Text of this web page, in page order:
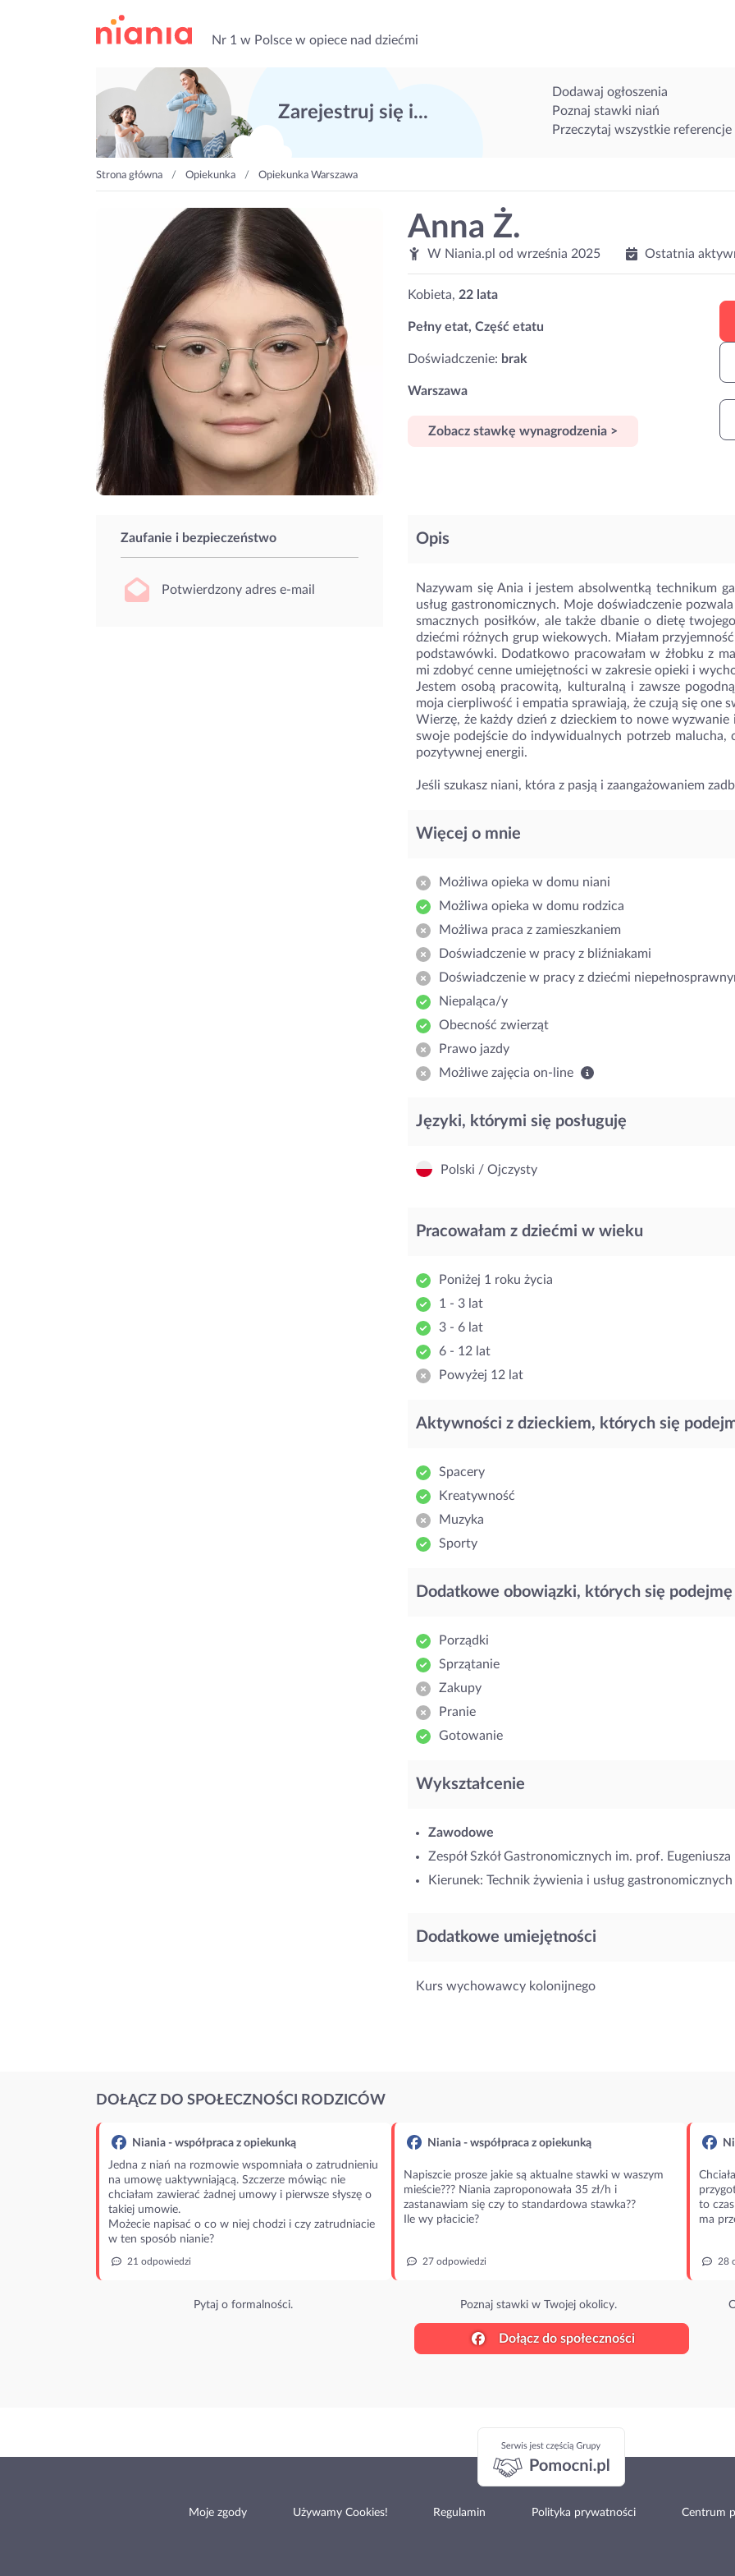
Nr 1 w Polsce w opiece nad dziećmi
Zarejestruj się i...
Dodawaj ogłoszenia
Poznaj stawki niań
Przeczytaj wszystkie referencje
Strona główna Opiekunka Opiekunka Warszawa
Anna Ż.
W Niania.pl od września 2025 Ostatnia
Kobieta, 22 lata
Pełny etat, Część etatu
Doświadczenie: brak
Warszawa
Zobacz stawkę wynagrodzenia >
Zaufanie i bezpieczeństwo
Potwierdzony adres e-mail
Opis
Nazywam się Ania i jestem absolwentką technikum
usług gastronomicznych. Moje doświadczenie
smacznych posiłków, ale także dbanie o dietę
dziećmi różnych grup wiekowych. Miałam
podstawówki. Dodatkowo pracowałam w żłobku z
mi zdobyć cenne umiejętności w zakresie opieki i
Jestem osobą pracowitą, kulturalną i zawsze
moja cierpliwość i empatia sprawiają, że czują się one
Wierzę, że każdy dzień z dzieckiem to nowe
swoje podejście do indywidualnych potrzeb malucha,
pozytywnej energii.
Jeśli szukasz niani, która z pasją i zaangażowaniem
Więcej o mnie
Możliwa opieka w domu niani
Możliwa opieka w domu rodzica
Możliwa praca z zamieszkaniem
Doświadczenie w pracy z bliźniakami
Doświadczenie w pracy z dziećmi
Niepaląca/y
Obecność zwierząt
Prawo jazdy
Możliwe zajęcia on-line
Języki, którymi się posługuję
Polski / Ojczysty
Pracowałam z dziećmi w wieku
Poniżej 1 roku życia
1 - 3 lat
3 - 6 lat
6 - 12 lat
Powyżej 12 lat
Aktywności z dzieckiem, których się
Spacery
Kreatywność
Muzyka
Sporty
Dodatkowe obowiązki, których się podejmę
Porządki
Sprzątanie
Zakupy
Pranie
Gotowanie
Wykształcenie
Zawodowe
Zespół Szkół Gastronomicznych im. prof.
Kierunek: Technik żywienia i usług gastronomicznych
Dodatkowe umiejętności
Kurs wychowawcy kolonijnego
DOŁĄCZ DO SPOŁECZNOŚCI RODZICÓW
Niania - współpraca z opiekunką
Jedna z niań na rozmowie wspomniała o zatrudnieniu
na umowę uaktywniającą. Szczerze mówiąc nie
chciałam zawierać żadnej umowy i pierwsze słyszę o
takiej umowie.
Możecie napisać o co w niej chodzi i czy zatrudniacie
w ten sposób nianie?
21 odpowiedzi
Pytaj o formalności.
Niania - współpraca z opiekunką
Napiszcie prosze jakie są aktualne stawki w waszym
mieście??? Niania zaproponowała 35 zł/h i
zastanawiam się czy to standardowa stawka??
Ile wy płacicie?
27 odpowiedzi
Poznaj stawki w Twojej okolicy.
to
ma
28
Dołącz do społeczności
Moje zgody Używamy Cookies! Regulamin Polityka prywatności Centrum